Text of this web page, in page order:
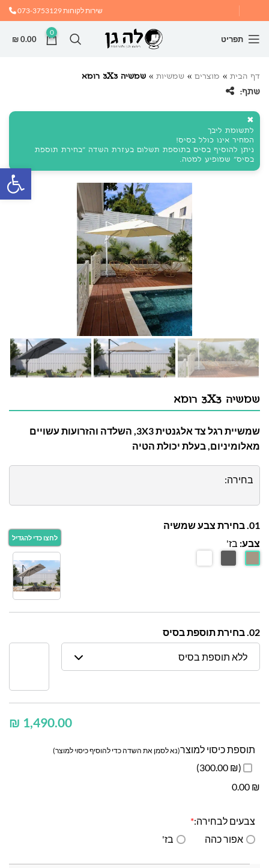
שירות לקוחות073-3753129
תפריט
0
₪0.00
דף הבית » מוצרים » שמשיות » שמשיה 3X3 רומא
שתף:
✖
לתשומת ליבך
המחיר אינו כולל בסיס!
ניתן להוסיף בסיס בתוספת תשלום בעזרת השדה "בחירת תוספת
בסיס" שמופיע למטה.
שמשיה 3X3 רומא
שמשיית רגל צד אלגנטית 3X3, השלדה והזרועות עשויים
מאלומיניום, בעלת יכולת הטיה
בחירה:
01. בחירת צבע שמשיה
צבע: בז'
02. בחירת תוספת בסיס
ללא תוספת בסיס
₪
תוספת כיסוי למוצר(נא לסמן את השדה כדי להוסיף כיסוי למוצר)
(₪ 300.00)
₪
0.00
צבעים לבחירה:*
אפור כהה
בז'